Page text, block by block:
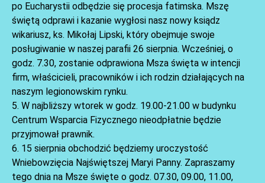
po Eucharystii odbędzie się procesja fatimska. Mszę
świętą odprawi i kazanie wygłosi nasz nowy ksiądz
wikariusz, ks. Mikołaj Lipski, który obejmuje swoje
posługiwanie w naszej parafii 26 sierpnia. Wcześniej, o
godz. 7.30, zostanie odprawiona Msza święta w intencji
firm, właścicieli, pracowników i ich rodzin działających na
naszym legionowskim rynku.
5. W najbliższy wtorek w godz. 19.00-21.00 w budynku
Centrum Wsparcia Fizycznego nieodpłatnie będzie
przyjmował prawnik.
6. 15 sierpnia obchodzić będziemy uroczystość
Wniebowzięcia Najświętszej Maryi Panny. Zapraszamy
tego dnia na Msze święte o godz. 07.30, 09.00, 11.00,
AKTUALNOŚCI